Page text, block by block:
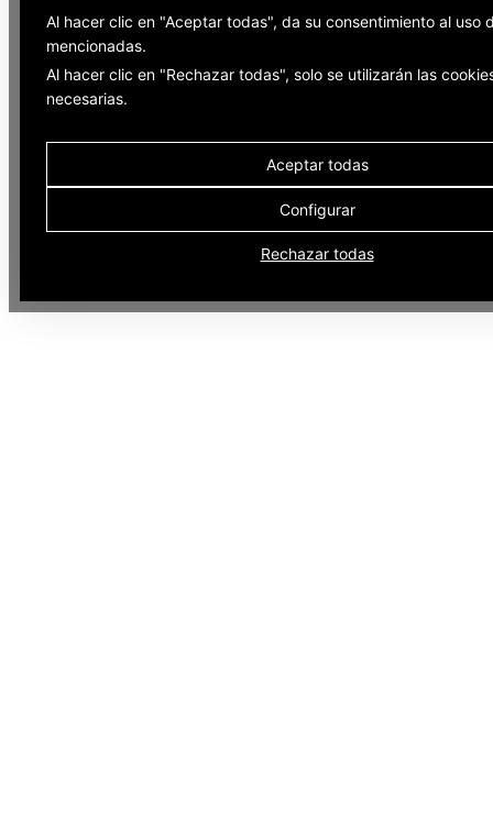
Al hacer clic en "Aceptar todas", da su consentimiento al uso
mencionadas.
Al hacer clic en "Rechazar todas", solo se utilizarán las
necesarias.
Aceptar todas
Configurar
Rechazar todas